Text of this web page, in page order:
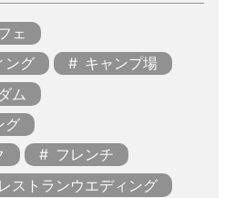
ェ
ング
キャンプ場
ダム
グ
フレンチ
レストランウエディング